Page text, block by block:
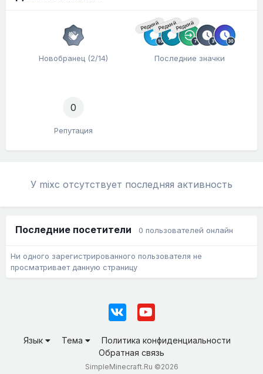
Новобранец (2/14)
РедкийРедкийРедкий
Последние значки
0
Репутация
У mixc отсутствует последняя активность
Последние посетители 0 пользователей онлайн
Ни одного зарегистрированного пользователя не
просматривает данную страницу
Язык Тема
Политика конфиденциальности
Обратная связь
SimpleMinecraft.Ru ©2026